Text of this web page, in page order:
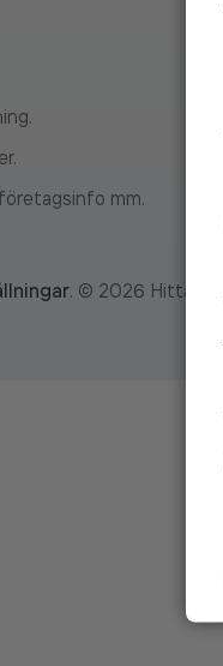
mm.
. © 2026 Hitta.se